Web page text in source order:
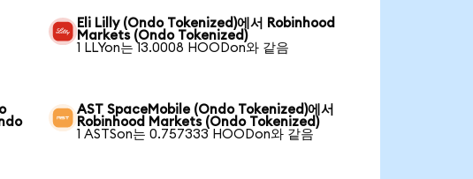
Eli Lilly (Ondo Tokenized)에서 Robinhood
Markets (Ondo Tokenized)
1 LLYon는 13.0008 HOODon와 같음
AST SpaceMobile (Ondo Tokenized)에서
Robinhood Markets (Ondo Tokenized)
1 ASTSon는 0.757333 HOODon와 같음